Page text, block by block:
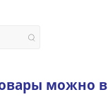
можно